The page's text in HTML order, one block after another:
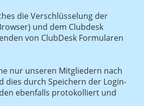
die Verschlüsselung der
und dem Clubdesk
von ClubDesk Formularen
nur unseren Mitgliedern nach
dies durch Speichern der Login-
ebenfalls protokolliert und